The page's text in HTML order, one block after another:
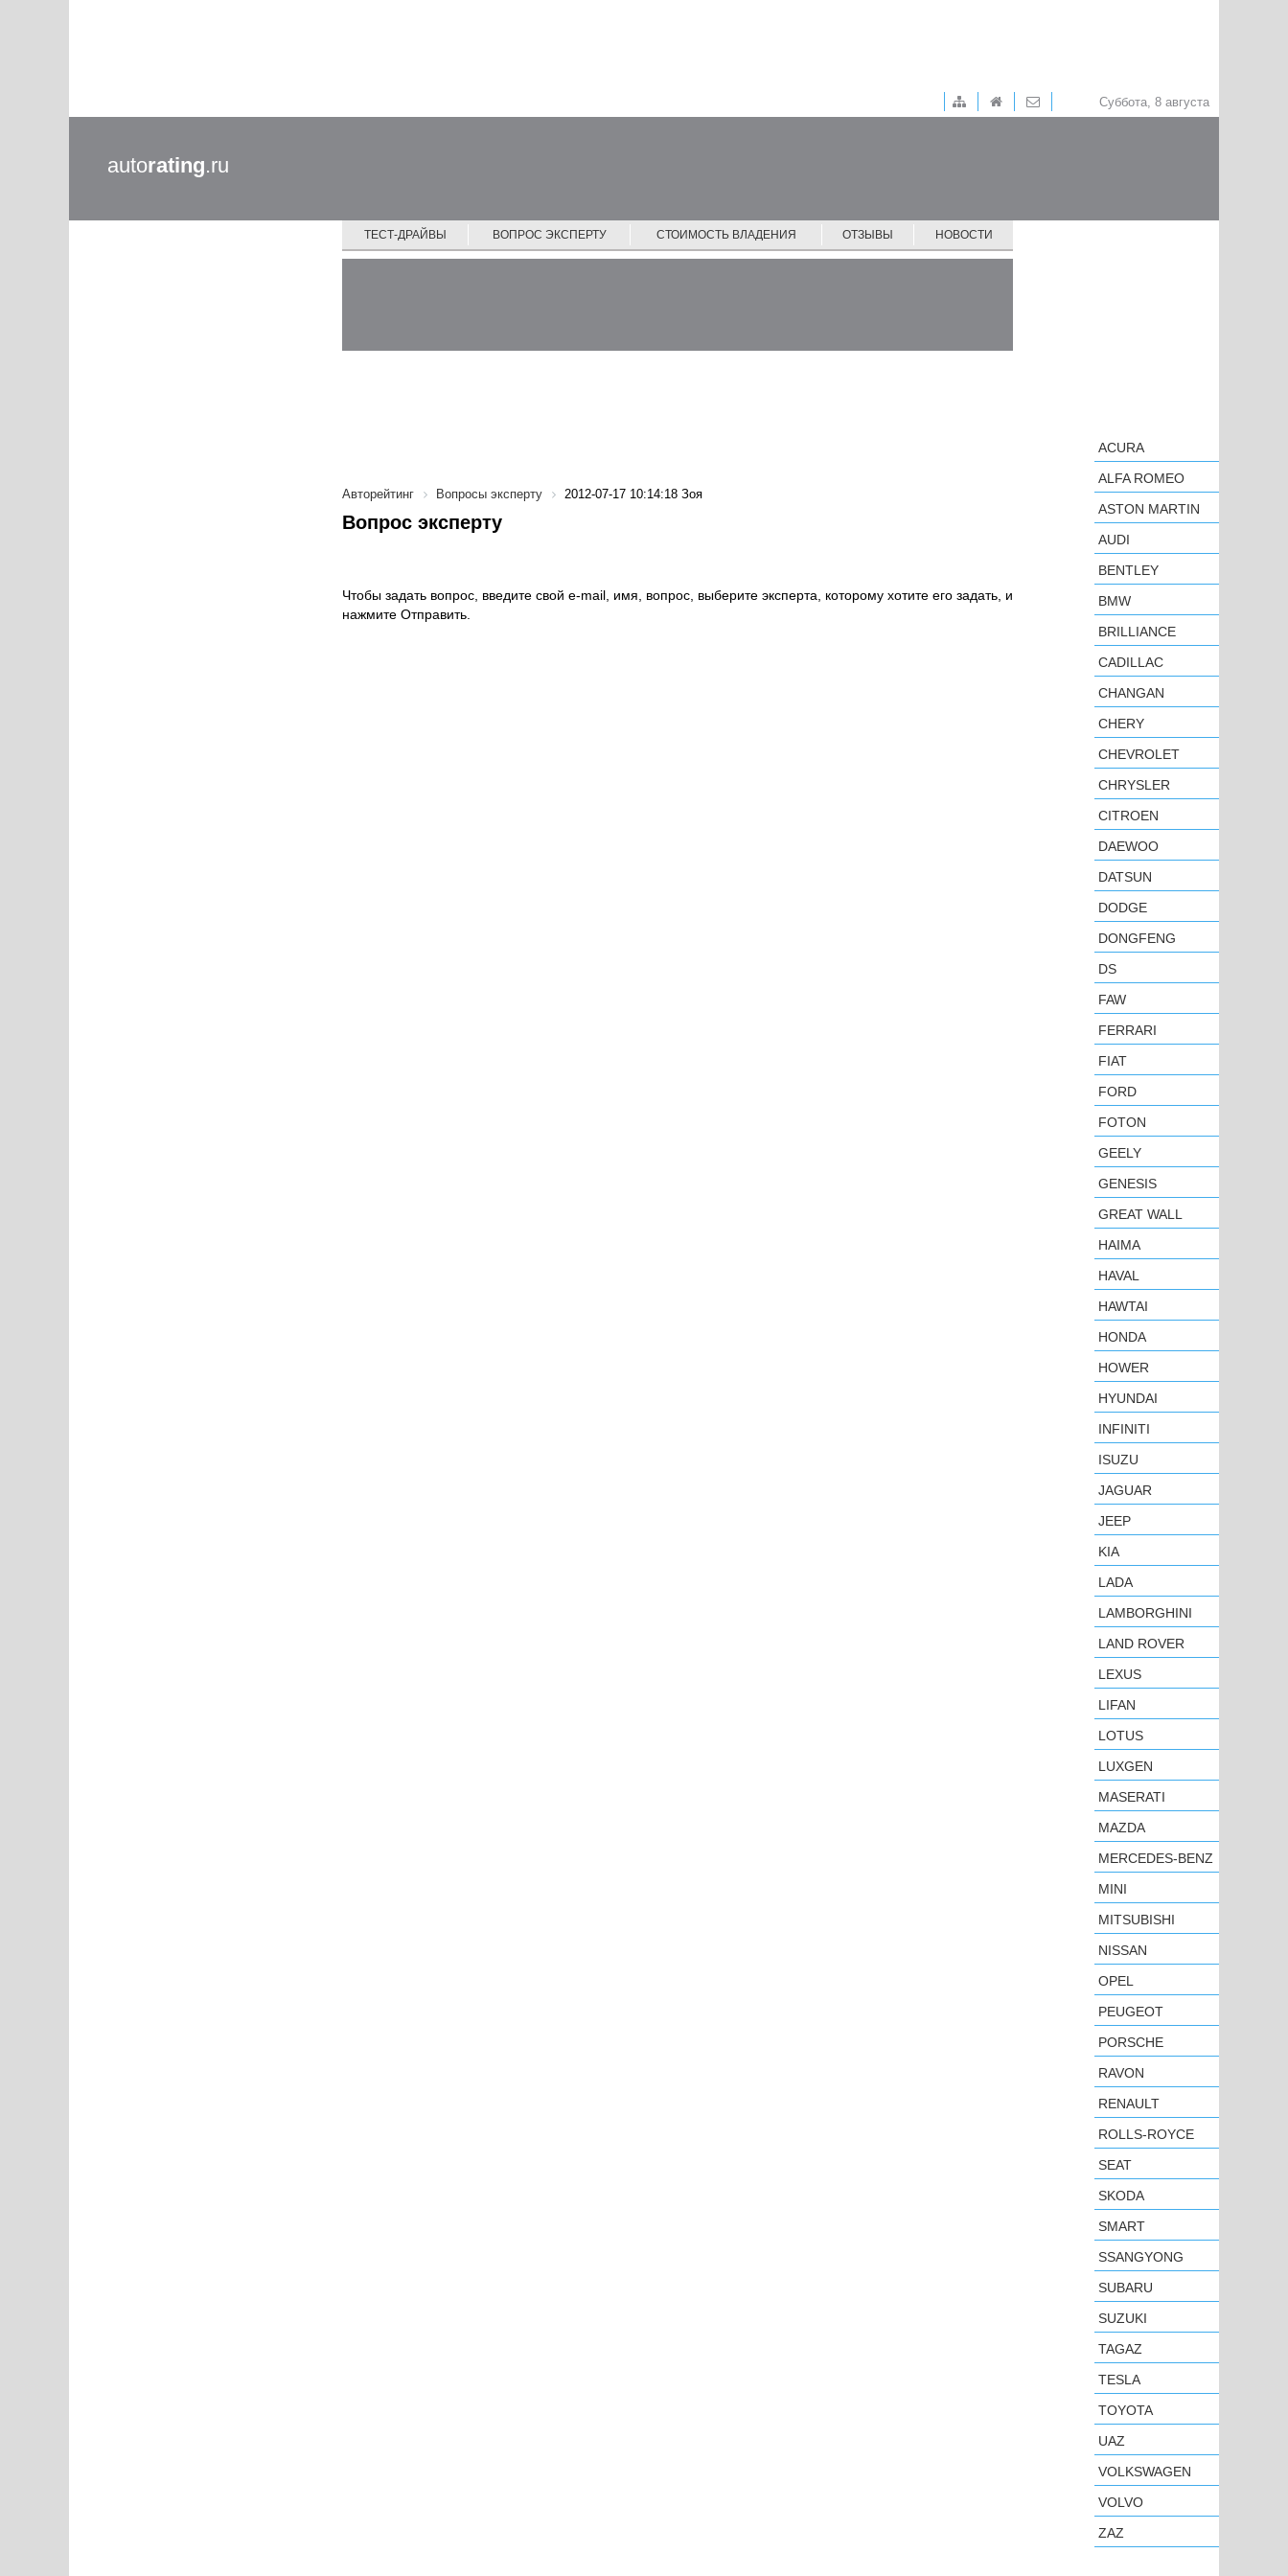
Суббота, 8 августа
autorating.ru
ТЕСТ-ДРАЙВЫ ВОПРОС ЭКСПЕРТУ СТОИМОСТЬ ВЛАДЕНИЯ ОТЗЫВЫ НОВОСТИ
Авторейтинг Вопросы эксперту 2012-07-17 10:14:18 Зоя
Вопрос эксперту
Чтобы задать вопрос, введите свой e-mail, имя, вопрос, выберите эксперта, которому хотите его задать, и
нажмите Отправить.
ACURA
ALFA ROMEO
ASTON MARTIN
AUDI
BENTLEY
BMW
BRILLIANCE
CADILLAC
CHANGAN
CHERY
CHEVROLET
CHRYSLER
CITROEN
DAEWOO
DATSUN
DODGE
DONGFENG
DS
FAW
FERRARI
FIAT
FORD
FOTON
GEELY
GENESIS
GREAT WALL
HAIMA
HAVAL
HAWTAI
HONDA
HOWER
HYUNDAI
INFINITI
ISUZU
JAGUAR
JEEP
KIA
LADA
LAMBORGHINI
LAND ROVER
LEXUS
LIFAN
LOTUS
LUXGEN
MASERATI
MAZDA
MERCEDES-BENZ
MINI
MITSUBISHI
NISSAN
OPEL
PEUGEOT
PORSCHE
RAVON
RENAULT
ROLLS-ROYCE
SEAT
SKODA
SMART
SSANGYONG
SUBARU
SUZUKI
TAGAZ
TESLA
TOYOTA
UAZ
VOLKSWAGEN
VOLVO
ZAZ